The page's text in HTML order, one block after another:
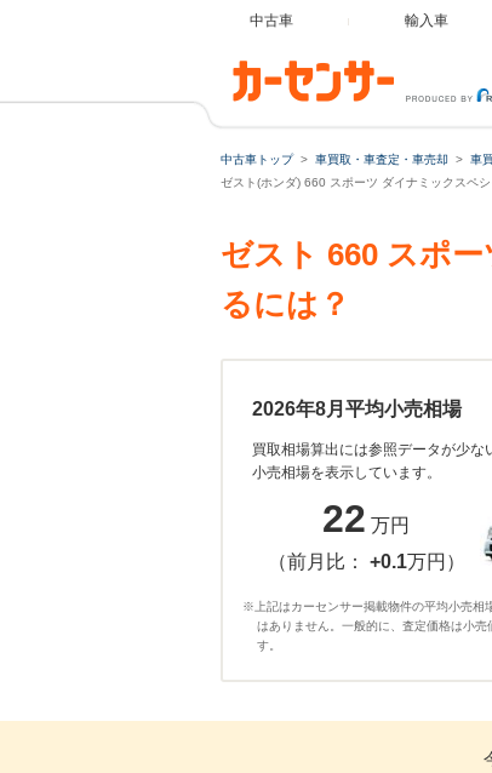
中古車 輸入車
中古車トップ 車買取・車査定・車売却 車
ゼスト(ホンダ) 660 スポーツ ダイナミックスペ
ゼスト 660 スポ
るには？
2026年8月平均小売相場
買取相場算出には参照データが少な
小売相場を表示しています。
22 万円
（前月比： +0.1万円）
※上記はカーセンサー掲載物件の平均小売相
はありません。一般的に、査定価格は小売
す。